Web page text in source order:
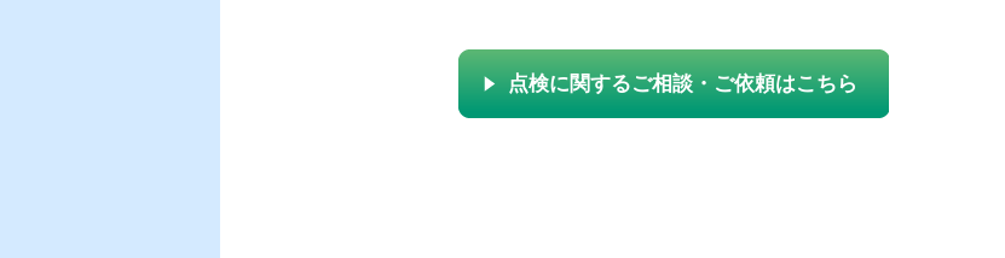
点検に関するご相談・ご依頼はこちら